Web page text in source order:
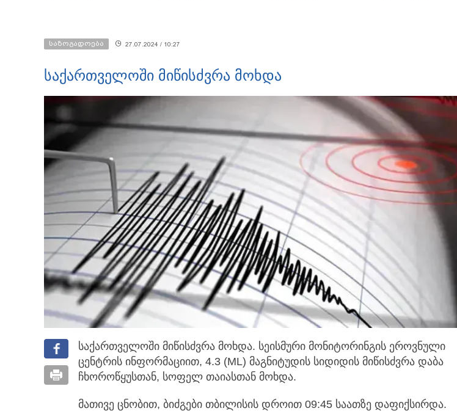
საზოგადოება 27.07.2024 / 10:27
საქართველოში მიწისძვრა მოხდა
საქართველოში მიწისძვრა მოხდა. სეისმური მონიტორინგის ეროვნული
ცენტრის ინფორმაციით, 4.3 (ML) მაგნიტუდის სიდიდის მიწისძვრა დაბა
ჩხოროწყუსთან, სოფელ თაიასთან მოხდა.
მათივე ცნობით, ბიძგები თბილისის დროით 09:45 საათზე დაფიქსირდა.